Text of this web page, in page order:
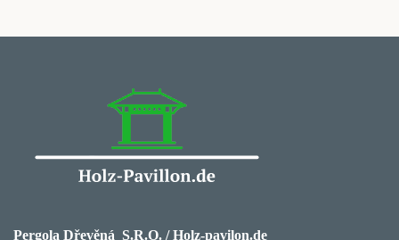
Pergola Dřevěná S.R.O. / Holz-pavilon.de